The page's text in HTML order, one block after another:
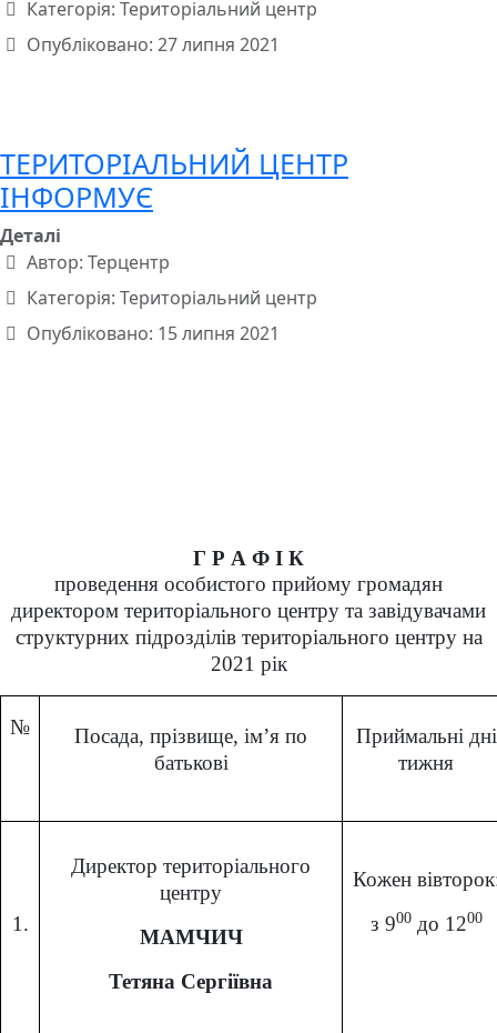
Категорія: Територіальний центр
Опубліковано: 27 липня 2021
ТЕРИТОРІАЛЬНИЙ ЦЕНТР
ІНФОРМУЄ
Деталі
Автор: Терцентр
Категорія: Територіальний центр
Опубліковано: 15 липня 2021
Г Р А Ф І К
проведення особистого прийому громадян
директором територіального центру та завідувачами
структурних підрозділів територіального центру на
2021 рік
№
Посада, прізвище, ім’я по
батькові
Приймальні дні
тижня
1.
Директор територіального
центру
МАМЧИЧ
Тетяна Сергіївна
Кожен
з 900до 1200